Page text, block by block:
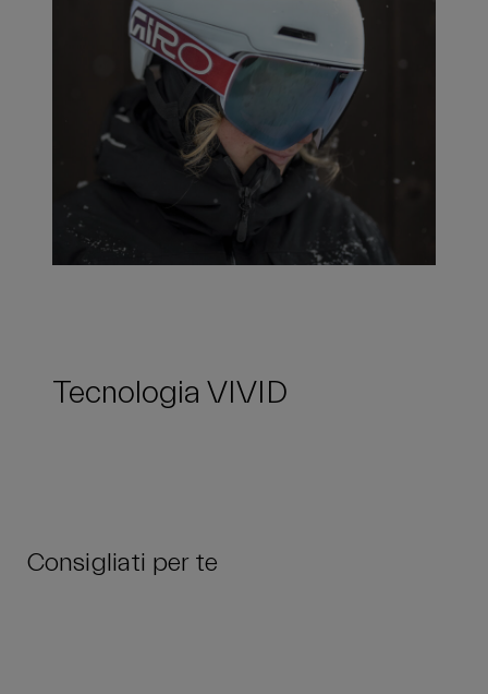
Tecnologia VIVID
Consigliati per te